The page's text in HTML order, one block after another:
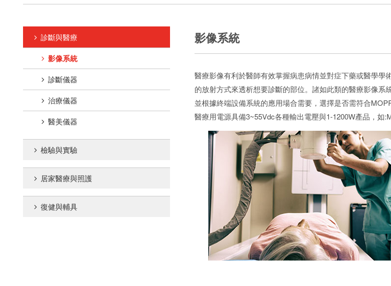
診斷與醫療
影像系統
診斷儀器
治療儀器
醫美儀器
檢驗與實驗
居家醫療與照護
復健與輔具
影像系統
醫療影像有利於醫師有效掌握病患病情並對症下藥或醫學
的放射方式來透析想要診斷的部位。諸如此類的醫療影像系
並根據終端設備系統的應用場合需要，選擇是否需符合
醫療用電源具備3~55Vdc各種輸出電壓與1-1200W產品，如